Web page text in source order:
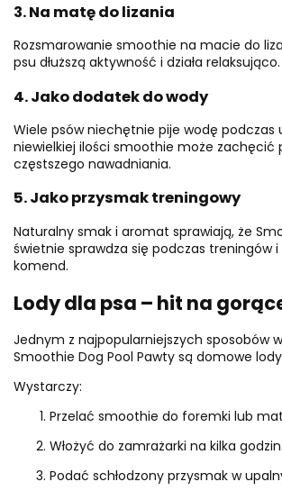
3. Na matę do lizania
Rozsmarowanie smoothie na macie do
psu dłuższą aktywność i działa relaksująco.
4. Jako dodatek do wody
Wiele psów niechętnie pije wodę podczas
niewielkiej ilości smoothie może zachęcić
częstszego nawadniania.
5. Jako przysmak treningowy
Naturalny smak i aromat sprawiają, że
świetnie sprawdza się podczas treningów
komend.
Lody dla psa – hit na
Jednym z najpopularniejszych sposobów
Smoothie Dog Pool Pawty są domowe
Wystarczy:
Przelać smoothie do foremki lub
Włożyć do zamrażarki na kilka godzin.
Podać schłodzony przysmak w